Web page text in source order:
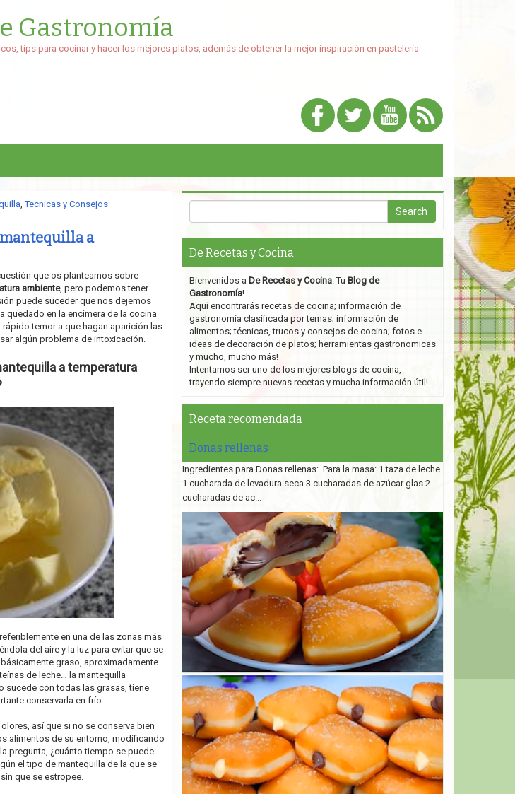
Gastronomía
tips para cocinar y hacer los mejores platos, además de obtener la mejor inspiración en pastelería
,Tecnicas y Consejos
a
que os planteamos sobre
ambiente, pero podemos tener
puede suceder que nos dejemos
quedado en la encimera de la cocina
temor a que hagan aparición las
algún problema de intoxicación.
a temperatura
en una de las zonas más
del aire y la luz para evitar que se
graso, aproximadamente
de leche… la mantequilla
sucede con todas las grasas, tiene
conservarla en frío.
así que si no se conserva bien
alimentos de su entorno, modificando
pregunta, ¿cuánto tiempo se puede
el tipo de mantequilla de la que se
que se estropee.
De Recetas y Cocina
Bienvenidos a De Recetas y Cocina. Tu Blog de
Gastronomía!
Aquí encontrarás recetas de cocina; información de
gastronomía clasificada por temas; información de
alimentos; técnicas, trucos y consejos de cocina; fotos e
ideas de decoración de platos; herramientas gastronomicas
y mucho, mucho más!
Intentamos ser uno de los mejores blogs de cocina,
trayendo siempre nuevas recetas y mucha información útil!
Receta recomendada
Donas rellenas
Ingredientes para Donas rellenas: Para la masa: 1 taza de leche
1 cucharada de levadura seca 3 cucharadas de azúcar glas 2
cucharadas de ac...